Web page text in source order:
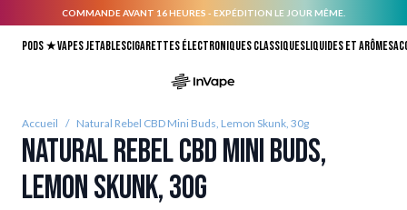
COMMANDE AVANT 16 HEURES - EXPÉDITION LE JOUR MÊME.
Pods ★Vapes jetablesCigarettes électroniques classiquesLiquides et arômes
Accueil / Natural Rebel CBD Mini Buds, Lemon Skunk, 30g
Natural Rebel CBD Mini Buds,
Lemon Skunk, 30g